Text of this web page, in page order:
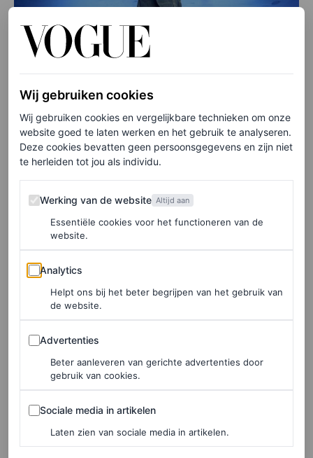
Een look van Blumarine lente/zomer 2023.
Schikken en slikken
alleen omdat van vrouwen verwacht werd dat ze akkoord
gingen met dagelijks fysiek ongemak door hun kleding,
maar ook omdat we überhaupt geacht werden te slikken
en schikken. In dit tijdperk voor
vrouwen zich als gladgeschoren kindvrouwtjes door de
wereld. Ruim voorzien van liploss en
oogschaduw, nauwelijks in staat om te bewegen, laat
zonder hierbij uit hun outfit te vallen. Onderwijl immer
gewoon. Dat meisjes en vrouwen altijd maar moesten
lachen. Hoezeer het leven ook tegenzat. Hoe hoog je
Wij gebruiken cookies
Wij gebruiken cookies en vergelijkbare technieken om onze
website goed te laten werken en het gebruik te analyseren.
Deze cookies bevatten geen persoonsgegevens en zijn niet
te herleiden tot jou als individu.
Werking van de website
Werking van de website Altijd aan
Essentiële cookies voor het functioneren van de
website.
Analytics
Analytics
Helpt ons bij het beter begrijpen van het gebruik van
de website.
Advertenties
Advertenties
Beter aanleveren van gerichte advertenties door
gebruik van cookies.
Sociale media in artikelen
Sociale media in artikelen
Laten zien van sociale media in artikelen.